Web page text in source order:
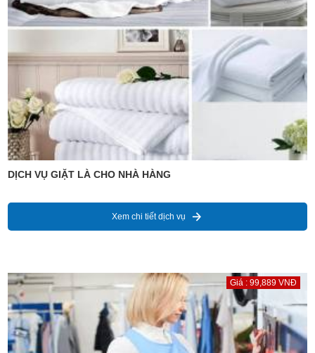
DỊCH VỤ GIẶT LÀ CHO NHÀ HÀNG
Xem chi tiết dịch vụ
Giá : 99,889 VNĐ